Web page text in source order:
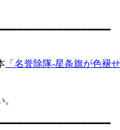
「名誉除隊-星条旗が色褪